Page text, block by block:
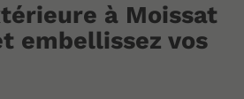
à Moissat
embellissez vos